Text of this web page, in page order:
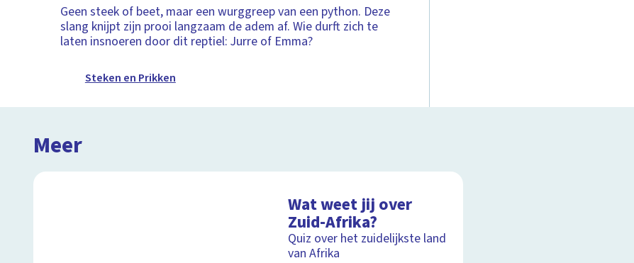
Geen steek of beet, maar een wurggreep van een python. Deze
slang knijpt zijn prooi langzaam de adem af. Wie durft zich te
laten insnoeren door dit reptiel: Jurre of Emma?
Steken en Prikken
Meer
Wat weet jij over
Zuid-Afrika?
Quiz over het zuidelijkste land
van Afrika